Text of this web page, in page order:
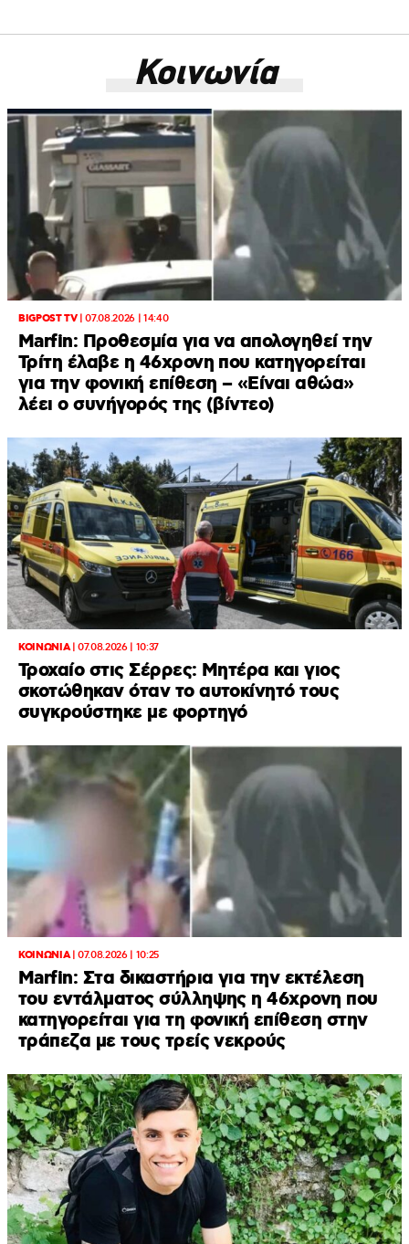
Κοινωνία
BIGPOST TV|07.08.2026 | 14:40
Marfin: Προθεσμία για να απολογηθεί την
Τρίτη έλαβε η 46χρονη που κατηγορείται
για την φονική επίθεση – «Είναι αθώα»
λέει ο συνήγορός της (βίντεο)
ΚΟΙΝΩΝΙΑ|07.08.2026 | 10:37
Τροχαίο στις Σέρρες: Μητέρα και γιος
σκοτώθηκαν όταν το αυτοκίνητό τους
συγκρούστηκε με φορτηγό
ΚΟΙΝΩΝΙΑ|07.08.2026 | 10:25
Marfin: Στα δικαστήρια για την εκτέλεση
του εντάλματος σύλληψης η 46χρονη που
κατηγορείται για τη φονική επίθεση στην
τράπεζα με τους τρείς νεκρούς